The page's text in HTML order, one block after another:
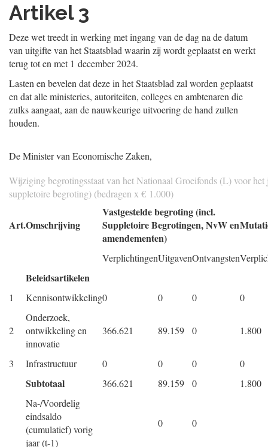
Artikel 3
Deze wet treedt in werking met ingang van de dag na de datum
van uitgifte van het Staatsblad waarin zij wordt geplaatst en werkt
terug tot en met 1 december 2024.
Lasten en bevelen dat deze in het Staatsblad zal worden geplaatst
en dat alle ministeries, autoriteiten, colleges en ambtenaren die
zulks aangaat, aan de nauwkeurige uitvoering de hand zullen
houden.
De Minister van Economische Zaken,
Wijziging begrotingsstaat van het Nationaal Groeifonds (L) voor het
suppletoire begroting) (bedragen x € 1.000)
Art.Omschrijving
Vastgestelde begroting (incl.
Suppletoire Begrotingen, NvW en
amendementen)
VerplichtingenUitgavenOntvangsten
Beleidsartikelen
1 Kennisontwikkeling0 0 0 0
2
Onderzoek,
ontwikkeling en
innovatie
366.621 89.159 0 1.800
3 Infrastructuur 0 0 0 0
Subtotaal 366.621 89.159 0
1.800
Na-/Voordelig
eindsaldo
(cumulatief) vorig
jaar (t-1)
0 0